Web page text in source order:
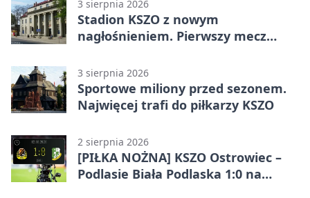
3 sierpnia 2026
Stadion KSZO z nowym
nagłośnieniem. Pierwszy mecz
3 sierpnia 2026
Sportowe miliony przed sezonem.
Najwięcej trafi do piłkarzy KSZO
2 sierpnia 2026
[PIŁKA NOŻNA] KSZO Ostrowiec –
Podlasie Biała Podlaska 1:0 na